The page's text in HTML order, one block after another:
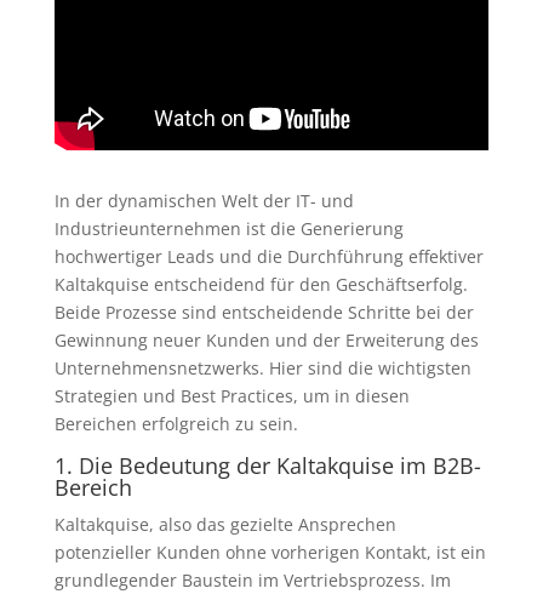
In der dynamischen Welt der IT- und
Industrieunternehmen ist die Generierung
hochwertiger Leads und die Durchführung effektiver
Kaltakquise entscheidend für den Geschäftserfolg.
Beide Prozesse sind entscheidende Schritte bei der
Gewinnung neuer Kunden und der Erweiterung des
Unternehmensnetzwerks. Hier sind die wichtigsten
Strategien und Best Practices, um in diesen
Bereichen erfolgreich zu sein.
1. Die Bedeutung der Kaltakquise im B2B-
Bereich
Kaltakquise, also das gezielte Ansprechen
potenzieller Kunden ohne vorherigen Kontakt, ist ein
grundlegender Baustein im Vertriebsprozess. Im